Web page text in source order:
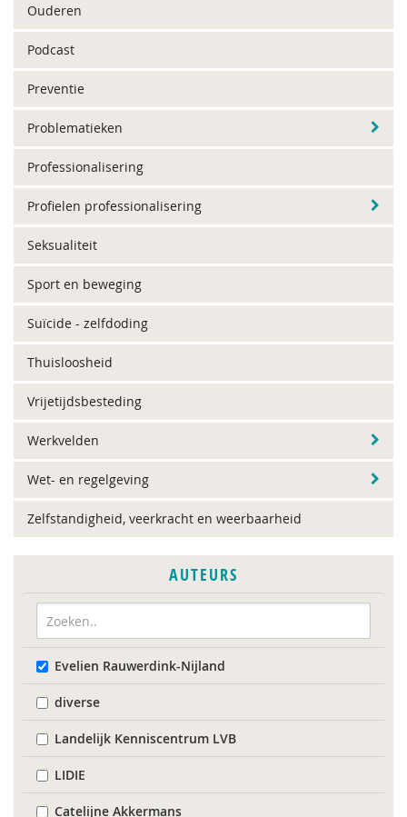
Ouderen
Podcast
Preventie
Problematieken
Professionalisering
Profielen professionalisering
Seksualiteit
Sport en beweging
Suïcide - zelfdoding
Thuisloosheid
Vrijetijdsbesteding
Werkvelden
Wet- en regelgeving
Zelfstandigheid, veerkracht en weerbaarheid
AUTEURS
Evelien Rauwerdink-Nijland
diverse
Landelijk Kenniscentrum LVB
LIDIE
Catelijne Akkermans